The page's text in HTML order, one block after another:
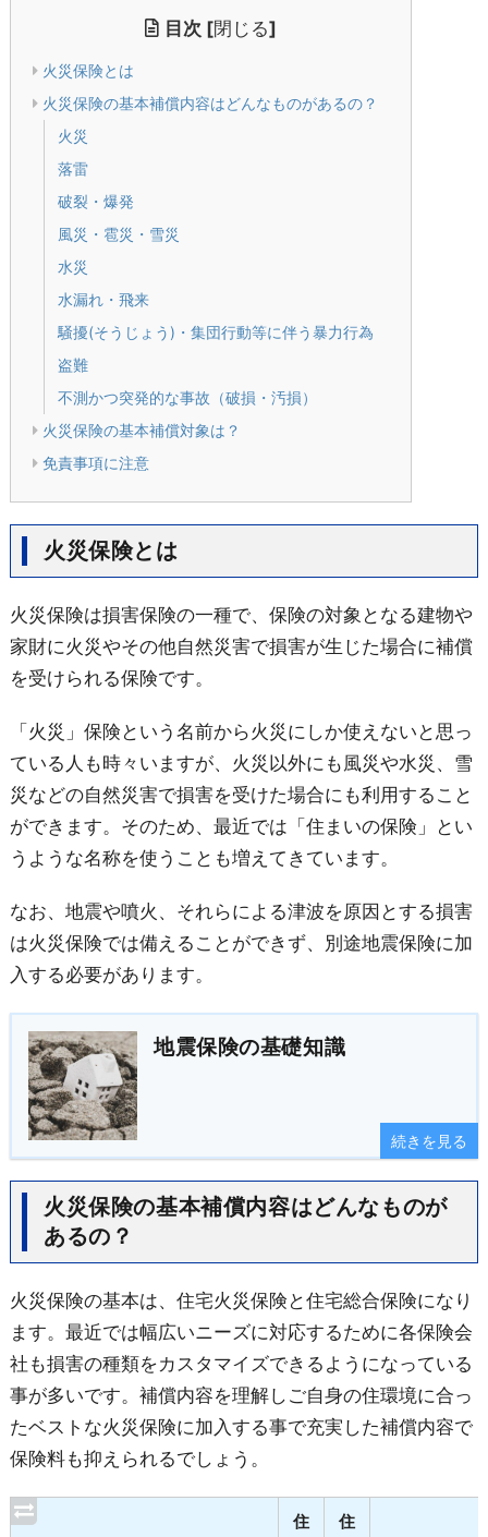
目次 [閉じる]
火災保険とは
火災保険の基本補償内容はどんなものがあるの？
火災
落雷
破裂・爆発
風災・雹災・雪災
水災
水漏れ・飛来
騒擾(そうじょう)・集団行動等に伴う暴力行為
盗難
不測かつ突発的な事故（破損・汚損）
火災保険の基本補償対象は？
免責事項に注意
火災保険とは
火災保険は損害保険の一種で、保険の対象となる建物や
家財に火災やその他自然災害で損害が生じた場合に補償
を受けられる保険です。
「火災」保険という名前から火災にしか使えないと思っ
ている人も時々いますが、火災以外にも風災や水災、雪
災などの自然災害で損害を受けた場合にも利用すること
ができます。そのため、最近では「住まいの保険」とい
うような名称を使うことも増えてきています。
なお、地震や噴火、それらによる津波を原因とする損害
は火災保険では備えることができず、別途地震保険に加
入する必要があります。
地震保険の基礎知識
続きを見る
火災保険の基本補償内容はどんなものが
あるの？
火災保険の基本は、住宅火災保険と住宅総合保険になり
ます。最近では幅広いニーズに対応するために各保険会
社も損害の種類をカスタマイズできるようになっている
事が多いです。補償内容を理解しご自身の住環境に合っ
たベストな火災保険に加入する事で充実した補償内容で
保険料も抑えられるでしょう。
住
住